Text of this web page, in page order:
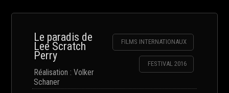
Le paradis de
Lee Scratch
Perry
Réalisation : Volker
Schaner
FILMS INTERNATIONAUX
FESTIVAL 2016